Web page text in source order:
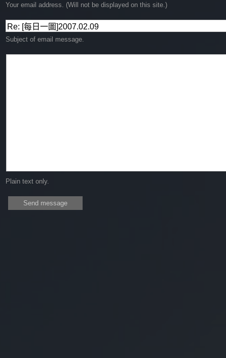
Your email address. (Will not be displayed on this site.)
Subject of email message.
Plain text only.